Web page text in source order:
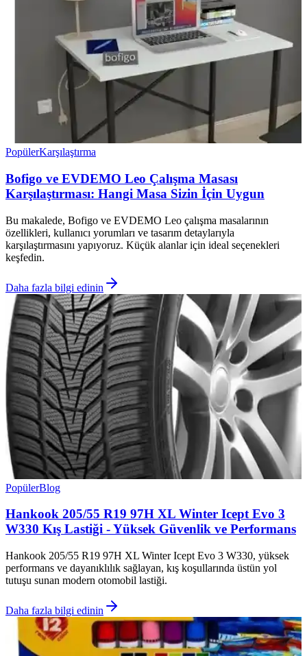
PopülerKarşılaştırma
Bofigo ve EVDEMO Leo Çalışma Masası
Karşılaştırması: Hangi Masa Sizin İçin Uygun
Bu makalede, Bofigo ve EVDEMO Leo çalışma masalarının
özellikleri, kullanıcı yorumları ve tasarım detaylarıyla
karşılaştırmasını yapıyoruz. Küçük alanlar için ideal seçenekleri
keşfedin.
Daha fazla bilgi edinin
PopülerBlog
Hankook 205/55 R19 97H XL Winter Icept Evo 3
W330 Kış Lastiği - Yüksek Güvenlik ve Performans
Hankook 205/55 R19 97H XL Winter Icept Evo 3 W330, yüksek
performans ve dayanıklılık sağlayan, kış koşullarında üstün yol
tutuşu sunan modern otomobil lastiği.
Daha fazla bilgi edinin